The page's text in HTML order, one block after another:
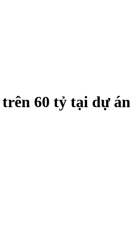
60 tỷ tại dự